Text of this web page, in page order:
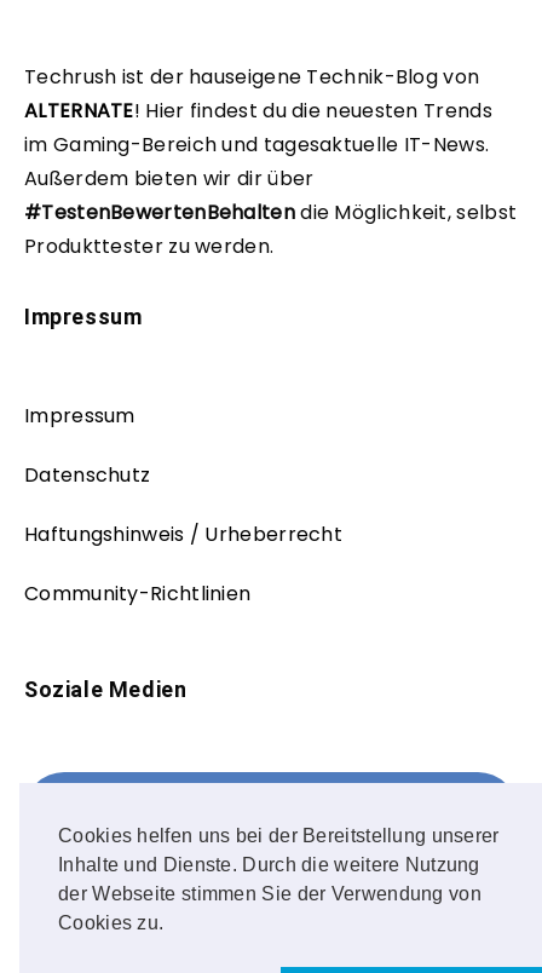
Cookies helfen uns bei der Bereitstellung unserer
Inhalte und Dienste. Durch die weitere Nutzung
der Webseite stimmen Sie der Verwendung von
Cookies zu.
Techrush ist der hauseigene Technik-Blog von
ALTERNATE! Hier findest du die neuesten Trends
im Gaming-Bereich und tagesaktuelle IT-News.
Außerdem bieten wir dir über
#TestenBewertenBehaltendie Möglichkeit, selbst
Produkttester zu werden.
Impressum
Impressum
Datenschutz
Haftungshinweis / Urheberrecht
Community-Richtlinien
Soziale Medien
FOLLOW ME!
Instagram
OUR PHOTOS!